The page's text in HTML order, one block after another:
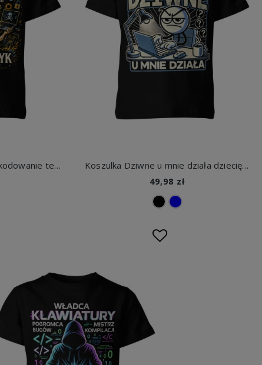
Informatyk programista kodowanie technologia komputer hacker sieci cyber bezpieczeństwo IT pasja Dziecięca koszulka Koszulka Dziwne u mnie działa dziecięca z nadrukiem
49,98 zł